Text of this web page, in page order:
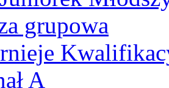
grupowa
A